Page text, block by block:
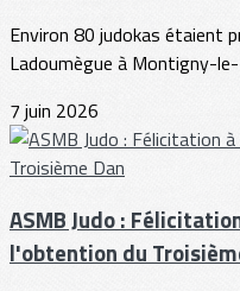
Environ 80 judokas étaient
Ladoumègue à Montigny-
7 juin 2026
ASMB Judo :
l'obtention du